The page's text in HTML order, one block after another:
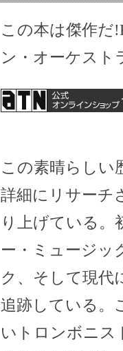
この本は傑作だ
ン・オーケスト
この素晴らしい
詳細にリサーチ
り上げている。
ー・ミュージッ
ク、そして現代
追跡している。
いトロンボニス